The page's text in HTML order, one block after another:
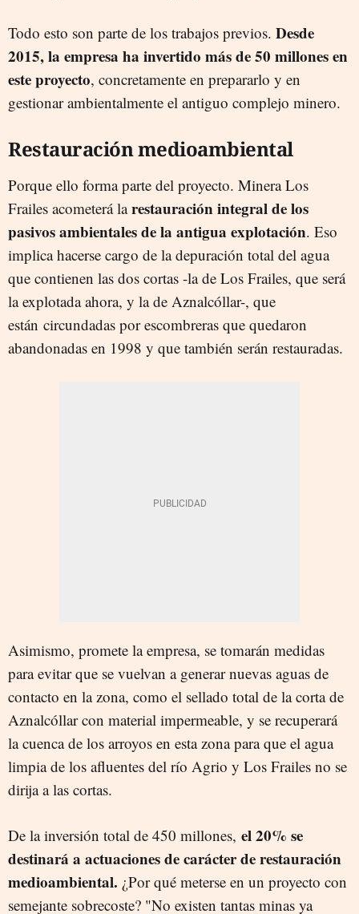
Todo esto son parte de los trabajos previos. Desde
2015, la empresa ha invertido más de 50 millones en
este proyecto, concretamente en prepararlo y en
gestionar ambientalmente el antiguo complejo minero.
Restauración medioambiental
Porque ello forma parte del proyecto. Minera Los
Frailes acometerá larestauración integral de los
pasivos ambientales de la antigua explotación. Eso
implica hacerse cargo de la depuración total del agua
que contienen las dos cortas -la de Los Frailes, que será
la explotada ahora, y la de Aznalcóllar-, que
están circundadas por escombreras que quedaron
abandonadas en 1998 y que también serán restauradas.
Asimismo, promete la empresa, se tomarán medidas
para evitar que se vuelvan a generar nuevas aguas de
contacto en la zona, como el sellado total de la corta de
Aznalcóllar con material impermeable, y se recuperará
la cuenca de los arroyos en esta zona para que el agua
limpia de los afluentes del río Agrio y Los Frailes no se
dirija a las cortas.
De la inversión total de 450 millones, el 20% se
destinará a actuaciones de carácter de restauración
medioambiental. ¿Por qué meterse en un proyecto con
semejante sobrecoste? "No existen tantas minas ya